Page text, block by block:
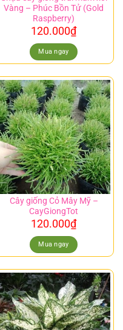
Vàng – Phúc Bồn Tử (Gold
Raspberry)
120.000₫
Mua ngay
Cây giống Cỏ Mây Mỹ –
CayGiongTot
120.000₫
Mua ngay